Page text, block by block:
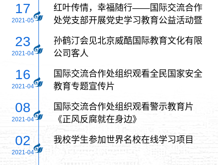
17
2021-05
红叶传情，幸福随行——国际交流合作
处党支部开展党史学习教育公益活动暨
23
2021-04
孙鹤汀会见北京威酷国际教育文化有限
公司客人
16
2021-04
国际交流合作处组织观看全民国家安全
教育专题宣传片
08
2021-04
国际交流合作处组织观看警示教育片
《正风反腐就在身边》
02
2021-04
我校学生参加世界名校在线学习项目